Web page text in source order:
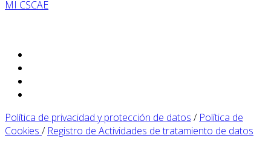
MI CSCAE
Política de privacidad y protección de datos / Política de
Cookies / Registro de Actividades de tratamiento de datos